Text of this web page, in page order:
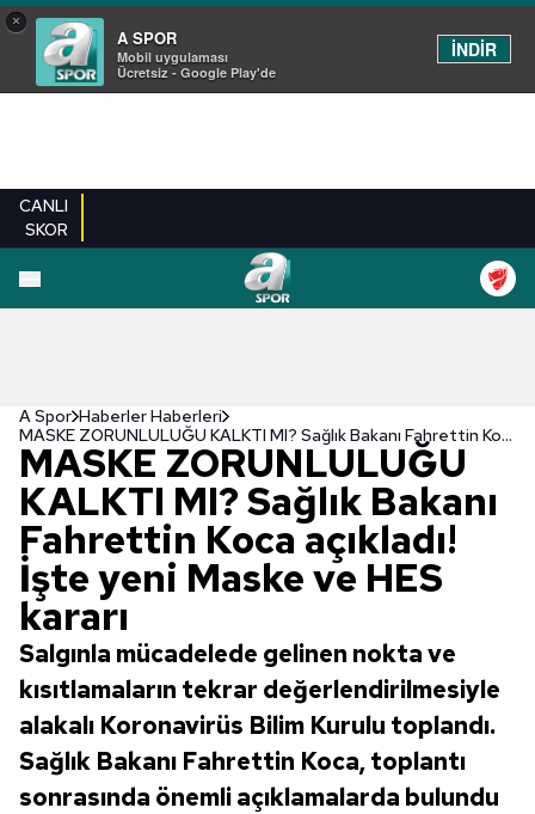
×
A SPOR
Mobil uygulaması
Ücretsiz - Google Play'de
İNDİR
CANLI
SKOR
A Spor Haberler Haberleri
MASKE ZORUNLULUĞU KALKTI MI? Sağlık Bakanı Fahrettin Koca açıkladı! İşte yeni Maske ve HES kararı
MASKE ZORUNLULUĞU
KALKTI MI? Sağlık Bakanı
Fahrettin Koca açıkladı!
İşte yeni Maske ve HES
kararı
Salgınla mücadelede gelinen nokta ve
kısıtlamaların tekrar değerlendirilmesiyle
alakalı Koronavirüs Bilim Kurulu toplandı.
Sağlık Bakanı Fahrettin Koca, toplantı
sonrasında önemli açıklamalarda bulundu